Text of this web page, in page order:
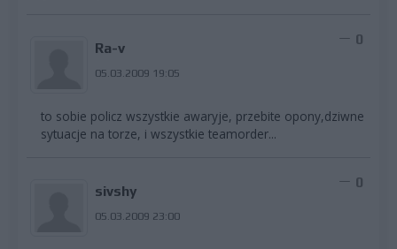
Ra-v
05.03.2009 19:05
0
to sobie policz wszystkie awaryje, przebite opony,dziwne
sytuacje na torze, i wszystkie teamorder...
sivshy
05.03.2009 23:00
0